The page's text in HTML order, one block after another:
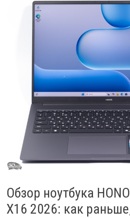
Обзор ноутбука
X16 2026: как